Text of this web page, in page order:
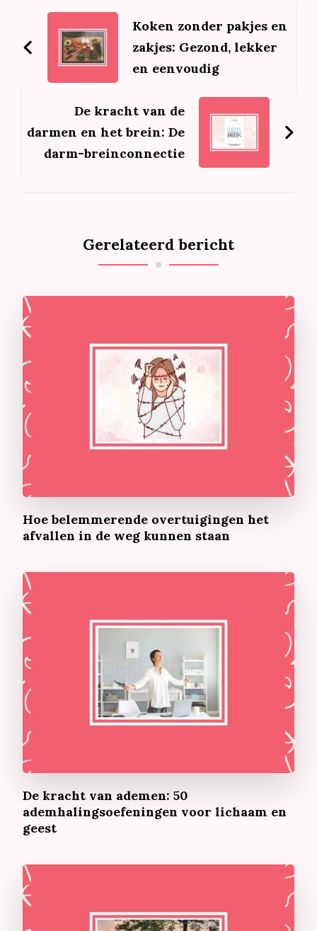
navigatie
Koken zonder pakjes en
zakjes: Gezond, lekker
en eenvoudig
De kracht van de
darmen en het brein: De
darm-breinconnectie
Gerelateerd bericht
Hoe belemmerende overtuigingen het
afvallen in de weg kunnen staan
De kracht van ademen: 50
ademhalingsoefeningen voor lichaam en
geest